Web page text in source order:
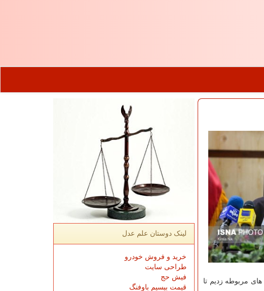
های مربوطه زدیم تا
لینک دوستان علم عدل
خرید و فروش خودرو
طراحی سایت
فیش حج
قیمت بیسیم باوفنگ